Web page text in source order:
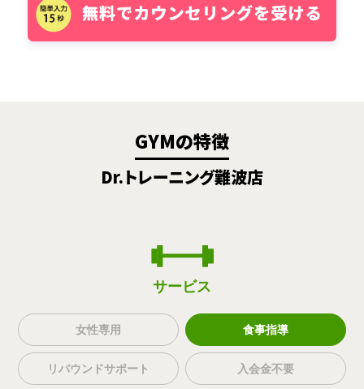
GYMの特徴
Dr.トレーニング難波店
サービス
女性専用 食事指導
リバウンドサポート 入会金不要